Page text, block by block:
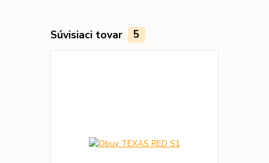
Súvisiaci tovar 5